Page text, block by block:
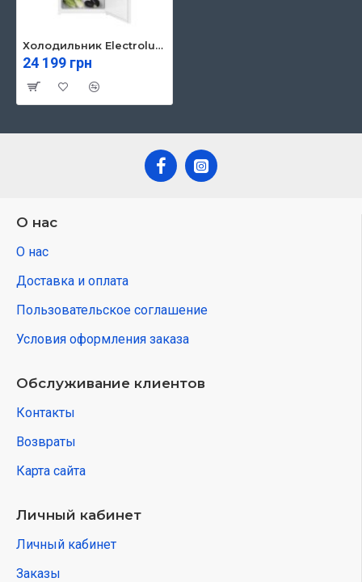
Холодильник Electrolux LFB3AE12S1
24 199 грн
О нас
О нас
Доставка и оплата
Пользовательское соглашение
Условия оформления заказа
Обслуживание клиентов
Контакты
Возвраты
Карта сайта
Личный кабинет
Личный кабинет
Заказы